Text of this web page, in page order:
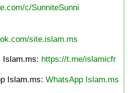
c/SunniteSunni
site.islam.ms
Islam.ms: https://t.me/islamicfr
Islam.ms: WhatsApp Islam.ms